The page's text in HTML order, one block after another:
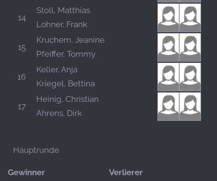
14
Stoll, Matthias
Lohner, Frank
15
Kruchem, Jeanine
Pfeiffer, Tommy
16
Keller, Anja
Kriegel, Bettina
17
Heinig, Christian
Ahrens, Dirk
Hauptrunde
Gewinner Verlierer